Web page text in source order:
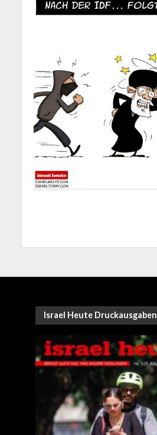
Israel Heute Druckausgaben